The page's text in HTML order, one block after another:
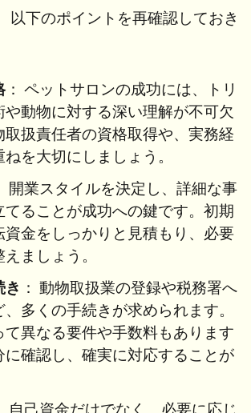
以下のポイントを再確認しておき
： ペットサロンの成功には、トリ
や動物に対する深い理解が不可欠
取扱責任者の資格取得や、実務経
を大切にしましょう。
開業スタイルを決定し、詳細な事
てることが成功への鍵です。初期
資金をしっかりと見積もり、必要
ましょう。
き ： 動物取扱業の登録や税務署へ
多くの手続きが求められます。
て異なる要件や手数料もあります
に確認し、確実に対応することが
自己資金だけでなく、必要に応じ